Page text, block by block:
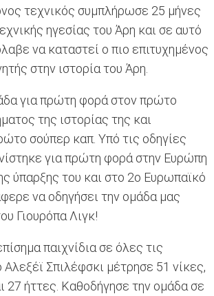
τεχνικός συμπλήρωσε 25 μήνες
ηγεσίας του Άρη και σε αυτό
να καταστεί ο πιο επιτυχημένος
στην ιστορία του Άρη.
για πρώτη φορά στον πρώτο
της ιστορίας της και
σούπερ καπ. Υπό τις οδηγίες
για πρώτη φορά στην Ευρώπη
ύπαρξης του και στο 2ο Ευρωπαϊκό
να οδηγήσει την ομάδα μας
Γιουρόπα Λιγκ!
παιχνίδια σε όλες τις
Σπιλέφσκι μέτρησε 51 νίκες,
27 ήττες. Καθοδήγησε την ομάδα σε